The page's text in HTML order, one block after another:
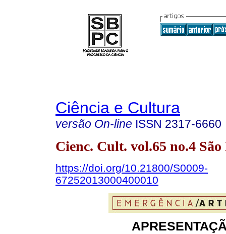
Ciência e Cultura
versão On-line ISSN 2317-6660
Cienc. Cult. vol.65 no.4
https://doi.org/10.21800/S0009-
67252013000400010